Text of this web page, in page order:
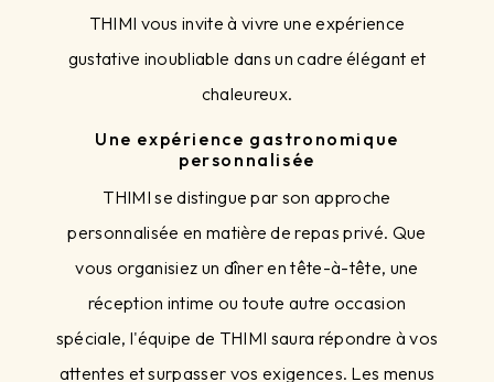
THIMI vous invite à vivre une expérience
gustative inoubliable dans un cadre élégant et
chaleureux.
Une expérience gastronomique
personnalisée
THIMI se distingue par son approche
personnalisée en matière de repas privé. Que
vous organisiez un dîner en tête-à-tête, une
réception intime ou toute autre occasion
spéciale, l'équipe de THIMI saura répondre à vos
attentes et surpasser vos exigences. Les menus